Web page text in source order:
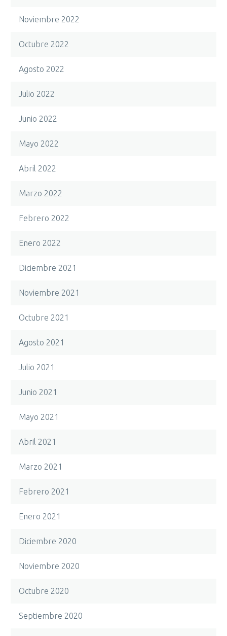
Noviembre 2022
Octubre 2022
Agosto 2022
Julio 2022
Junio 2022
Mayo 2022
Abril 2022
Marzo 2022
Febrero 2022
Enero 2022
Diciembre 2021
Noviembre 2021
Octubre 2021
Agosto 2021
Julio 2021
Junio 2021
Mayo 2021
Abril 2021
Marzo 2021
Febrero 2021
Enero 2021
Diciembre 2020
Noviembre 2020
Octubre 2020
Septiembre 2020